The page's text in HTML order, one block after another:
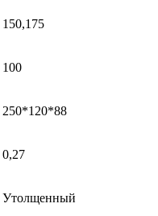
150,175
100
250*120*88
0,27
Утолщенный